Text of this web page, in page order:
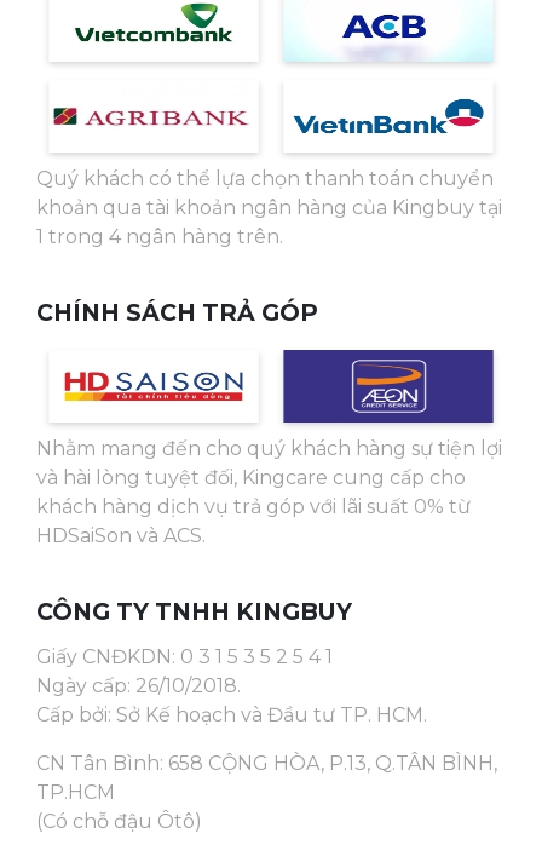
Quý khách có thể lựa chọn thanh toán chuyển
khoản qua tài khoản ngân hàng của Kingbuy tại
1 trong 4 ngân hàng trên.
CHÍNH SÁCH TRẢ GÓP
Nhằm mang đến cho quý khách hàng sự tiện lợi
và hài lòng tuyệt đối, Kingcare cung cấp cho
khách hàng dịch vụ trả góp với lãi suất 0% từ
HDSaiSon và ACS.
CÔNG TY TNHH KINGBUY
Giấy CNĐKDN: 0 3 1 5 3 5 2 5 4 1
Ngày cấp: 26/10/2018.
Cấp bởi: Sở Kế hoạch và Đầu tư TP. HCM.
CN Tân Bình: 658 CỘNG HÒA, P.13, Q.TÂN BÌNH,
TP.HCM
(Có chỗ đậu Ôtô)